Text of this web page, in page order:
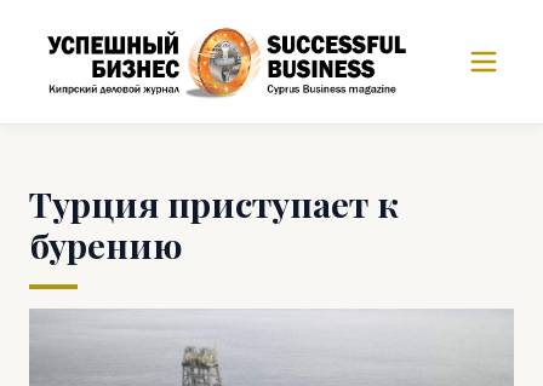
Турция приступает к
бурению